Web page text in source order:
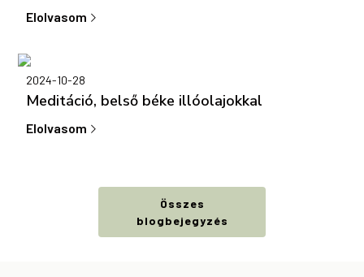
Elolvasom
2024-10-28
Meditáció, belső béke illóolajokkal
Elolvasom
Összes
blogbejegyzés